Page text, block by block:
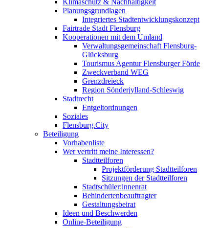
Klimaschutz & Nachhaltigkeit
Planungsgrundlagen
Integriertes Stadtentwicklungskonzept
Fairtrade Stadt Flensburg
Kooperationen mit dem Umland
Verwaltungsgemeinschaft Flensburg-
Glücksburg
Tourismus Agentur Flensburger Förde
Zweckverband WEG
Grenzdreieck
Region Sönderjylland-Schleswig
Stadtrecht
Entgeltordnungen
Soziales
Flensburg.City
Beteiligung
Vorhabenliste
Wer vertritt meine Interessen?
Stadtteilforen
Projektförderung Stadtteilforen
Sitzungen der Stadtteilforen
Stadtschüler:innenrat
Behindertenbeauftragter
Gestaltungsbeirat
Ideen und Beschwerden
Online-Beteiligung